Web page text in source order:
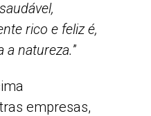
rico e feliz é,
a natureza.”
empresas,